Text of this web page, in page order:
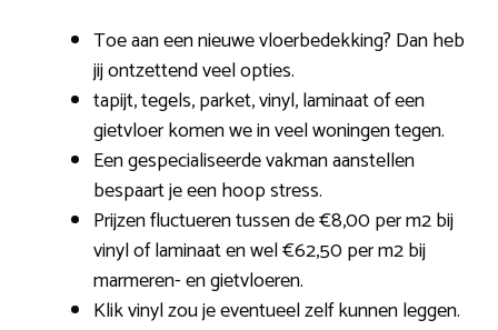
Toe aan een nieuwe vloerbedekking? Dan heb
jij ontzettend veel opties.
tapijt, tegels, parket, vinyl, laminaat of een
gietvloer komen we in veel woningen tegen.
Een gespecialiseerde vakman aanstellen
bespaart je een hoop stress.
Prijzen fluctueren tussen de €8,00 per m2 bij
vinyl of laminaat en wel €62,50 per m2 bij
marmeren- en gietvloeren.
Klik vinyl zou je eventueel zelf kunnen leggen.